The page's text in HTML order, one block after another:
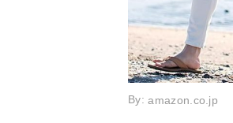
By:amazon.co.jp